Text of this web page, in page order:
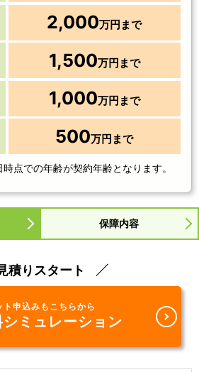
2,000万円まで
1,500万円まで
1,000万円まで
500万円まで
点での年齢が契約年齢となります。
保障内容
積りスタート
ト申込みもこちらから
ミュレーション